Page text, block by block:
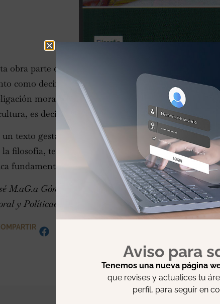
obra parte de un concepto de bioética construido
como decir que considera los valores intrínsecos
morales. Se trata, pues, de una disciplina
es decir, entre ciencias de la naturaleza y
un texto gestado a partir de reflexiones nacidas del
la filosofía, tendiendo puentes entre ambas, y del
fundamental y éticas aplicadas (bioética y ética
M.aG.a Gómez-Heras es catedrático emérito de
y Políticaen la Facultad de Filosofía de la
Aviso para
Tenemos una nueva página
que revises y actualices tu
perfil, para seguir en